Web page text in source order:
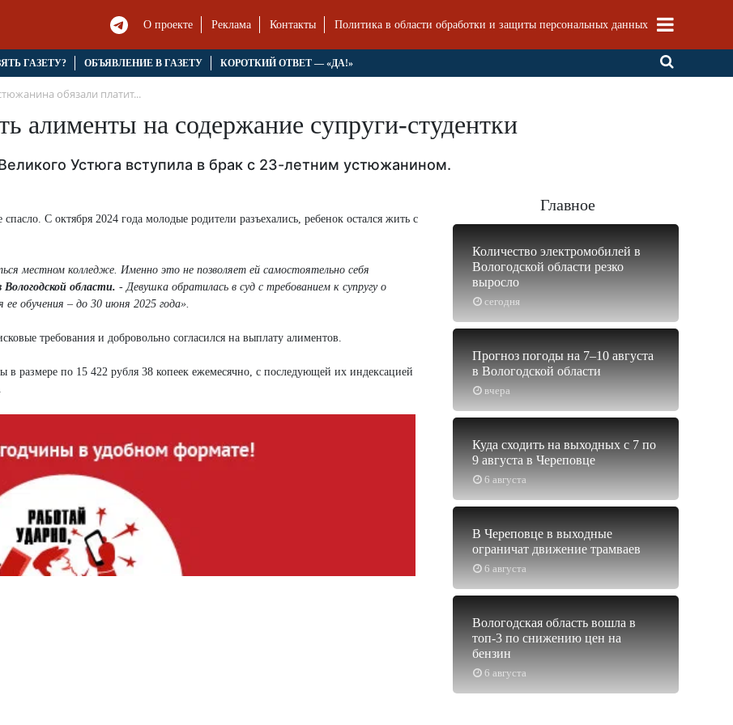
О проекте Реклама Контакты Политика в области обработки и защиты персональных данных
ГАЗЕТУ? ОБЪЯВЛЕНИЕ В ГАЗЕТУ КОРОТКИЙ ОТВЕТ — «ДА!»
обязали платит...
алименты на содержание супруги-студентки
Устюга вступила в брак с 23-летним устюжанином.
С октября 2024 года молодые родители разъехались, ребенок остался жить с
местном колледже. Именно это не позволяет ей самостоятельно себя
Вологодской области. - Девушка обратилась в суд с требованием к супругу о
обучения – до 30 июня 2025 года».
требования и добровольно согласился на выплату алиментов.
размере по 15 422 рубля 38 копеек ежемесячно, с последующей их индексацией
Главное
сегодня
Количество электромобилей в
Вологодской области резко
выросло
вчера
Прогноз погоды на 7–10 августа
в Вологодской области
6 августа
Куда сходить на выходных с 7 по
9 августа в Череповце
6 августа
В Череповце в выходные
ограничат движение трамваев
6 августа
Вологодская область вошла в
топ-3 по снижению цен на
бензин